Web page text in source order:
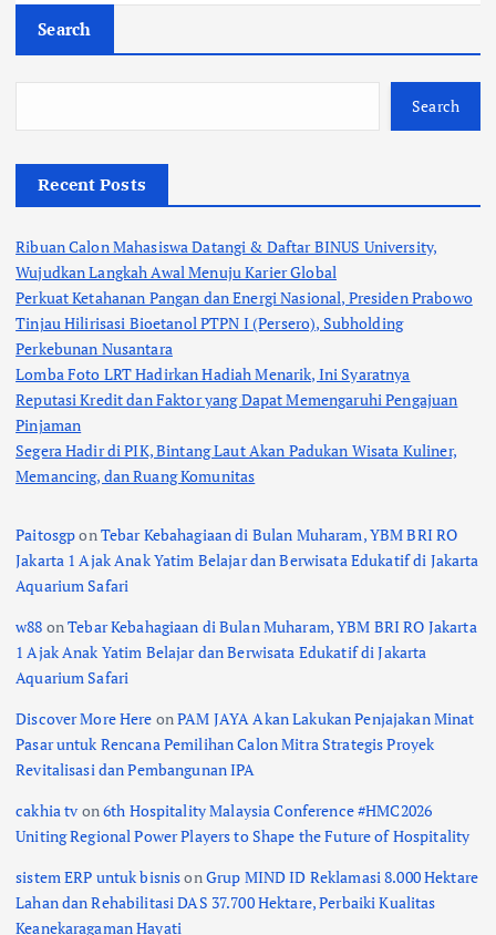
Search
Search
Recent Posts
Ribuan Calon Mahasiswa Datangi & Daftar BINUS University,
Wujudkan Langkah Awal Menuju Karier Global
Perkuat Ketahanan Pangan dan Energi Nasional, Presiden Prabowo
Tinjau Hilirisasi Bioetanol PTPN I (Persero), Subholding
Perkebunan Nusantara
Lomba Foto LRT Hadirkan Hadiah Menarik, Ini Syaratnya
Reputasi Kredit dan Faktor yang Dapat Memengaruhi Pengajuan
Pinjaman
Segera Hadir di PIK, Bintang Laut Akan Padukan Wisata Kuliner,
Memancing, dan Ruang Komunitas
PaitosgponTebar Kebahagiaan di Bulan Muharam, YBM BRI RO
Jakarta 1 Ajak Anak Yatim Belajar dan Berwisata Edukatif di Jakarta
Aquarium Safari
w88 onTebar Kebahagiaan di Bulan Muharam, YBM BRI RO Jakarta
1 Ajak Anak Yatim Belajar dan Berwisata Edukatif di Jakarta
Aquarium Safari
Discover More Here onPAM JAYA Akan Lakukan Penjajakan Minat
Pasar untuk Rencana Pemilihan Calon Mitra Strategis Proyek
Revitalisasi dan Pembangunan IPA
cakhia tv on6th Hospitality Malaysia Conference #HMC2026
Uniting Regional Power Players to Shape the Future of Hospitality
sistem ERP untuk bisnisonGrup MIND ID Reklamasi 8.000 Hektare
Lahan dan Rehabilitasi DAS 37.700 Hektare, Perbaiki Kualitas
Keanekaragaman Hayati